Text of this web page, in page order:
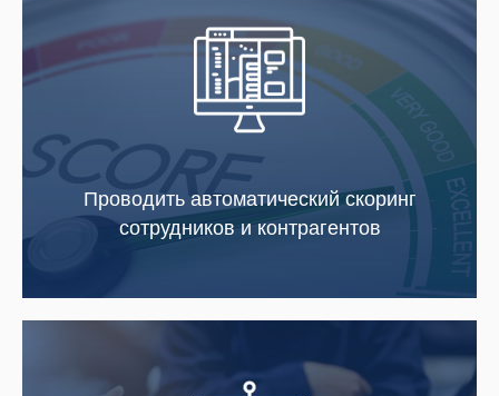
Проводить автоматический скоринг
сотрудников и контрагентов